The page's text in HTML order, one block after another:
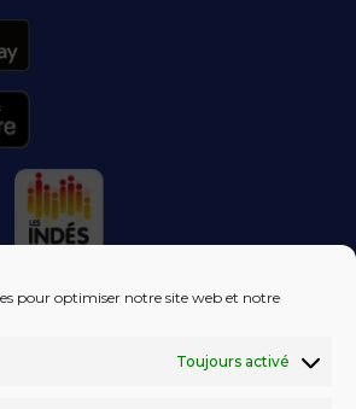
pour optimiser notre site web et notre
Toujours activé
DANS VOTRE